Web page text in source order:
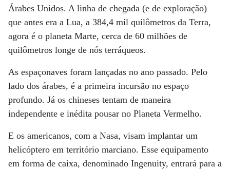
Árabes Unidos. A linha de chegada (e de exploração)
que antes era a Lua, a 384,4 mil quilômetros da Terra,
agora é o planeta Marte, cerca de 60 milhões de
quilômetros longe de nós terráqueos.
As espaçonaves foram lançadas no ano passado. Pelo
lado dos árabes, é a primeira incursão no espaço
profundo. Já os chineses tentam de maneira
independente e inédita pousar no Planeta Vermelho.
E os americanos, com a Nasa, visam implantar um
helicóptero em território marciano. Esse equipamento
em forma de caixa, denominado Ingenuity, entrará para a